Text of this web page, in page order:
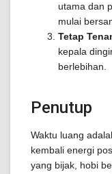
utama dan
mulai
Tetap
kepala
berlebihan.
Penutup
Waktu luang
kembali energi
yang bijak, hobi